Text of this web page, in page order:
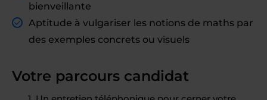
bienveillante
Aptitude à vulgariser les notions de maths par
des exemples concrets ou visuels
Votre parcours candidat